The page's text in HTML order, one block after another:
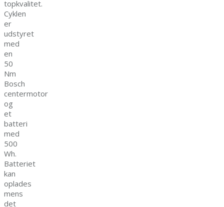
topkvalitet.
Cyklen
er
udstyret
med
en
50
Nm
Bosch
centermotor
og
et
batteri
med
500
Wh.
Batteriet
kan
oplades
mens
det